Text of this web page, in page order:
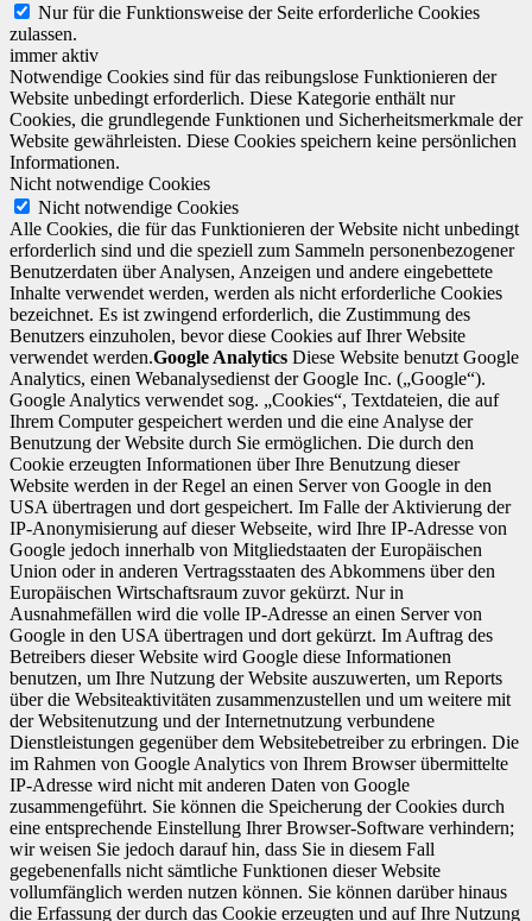
Nur für die Funktionsweise der Seite erforderliche Cookies
zulassen.
immer aktiv
Notwendige Cookies sind für das reibungslose Funktionieren der
Website unbedingt erforderlich. Diese Kategorie enthält nur
Cookies, die grundlegende Funktionen und Sicherheitsmerkmale der
Website gewährleisten. Diese Cookies speichern keine persönlichen
Informationen.
Nicht notwendige Cookies
Nicht notwendige Cookies
Alle Cookies, die für das Funktionieren der Website nicht unbedingt
erforderlich sind und die speziell zum Sammeln personenbezogener
Benutzerdaten über Analysen, Anzeigen und andere eingebettete
Inhalte verwendet werden, werden als nicht erforderliche Cookies
bezeichnet. Es ist zwingend erforderlich, die Zustimmung des
Benutzers einzuholen, bevor diese Cookies auf Ihrer Website
verwendet werden.Google Analytics Diese Website benutzt Google
Analytics, einen Webanalysedienst der Google Inc. („Google“).
Google Analytics verwendet sog. „Cookies“, Textdateien, die auf
Ihrem Computer gespeichert werden und die eine Analyse der
Benutzung der Website durch Sie ermöglichen. Die durch den
Cookie erzeugten Informationen über Ihre Benutzung dieser
Website werden in der Regel an einen Server von Google in den
USA übertragen und dort gespeichert. Im Falle der Aktivierung der
IP-Anonymisierung auf dieser Webseite, wird Ihre IP-Adresse von
Google jedoch innerhalb von Mitgliedstaaten der Europäischen
Union oder in anderen Vertragsstaaten des Abkommens über den
Europäischen Wirtschaftsraum zuvor gekürzt. Nur in
Ausnahmefällen wird die volle IP-Adresse an einen Server von
Google in den USA übertragen und dort gekürzt. Im Auftrag des
Betreibers dieser Website wird Google diese Informationen
benutzen, um Ihre Nutzung der Website auszuwerten, um Reports
über die Websiteaktivitäten zusammenzustellen und um weitere mit
der Websitenutzung und der Internetnutzung verbundene
Dienstleistungen gegenüber dem Websitebetreiber zu erbringen. Die
im Rahmen von Google Analytics von Ihrem Browser übermittelte
IP-Adresse wird nicht mit anderen Daten von Google
zusammengeführt. Sie können die Speicherung der Cookies durch
eine entsprechende Einstellung Ihrer Browser-Software verhindern;
wir weisen Sie jedoch darauf hin, dass Sie in diesem Fall
gegebenenfalls nicht sämtliche Funktionen dieser Website
vollumfänglich werden nutzen können. Sie können darüber hinaus
die Erfassung der durch das Cookie erzeugten und auf Ihre Nutzung